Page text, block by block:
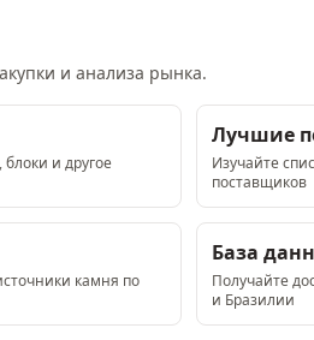
и анализа рынка.
и другое
Лучшие
Изучайте
поставщиков
камня по
База
Получайте
и Бразилии